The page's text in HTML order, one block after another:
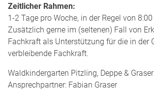
Zeitlicher Rahmen:
1-2 Tage pro Woche, in der Regel von
Zusätzlich gerne im (seltenen) Fall von
Fachkraft als Unterstützung für die in der
verbleibende Fachkraft.
Waldkindergarten Pitzling, Deppe & Graser
Ansprechpartner: Fabian Graser